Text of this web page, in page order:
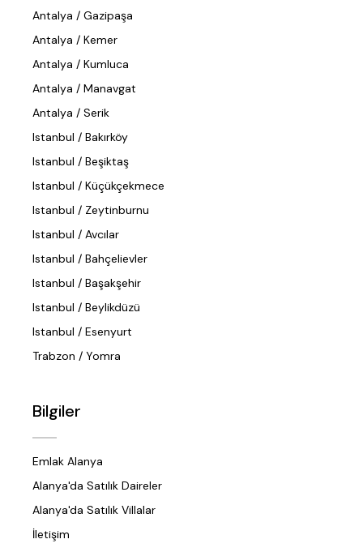
Antalya / Gazipaşa
Antalya / Kemer
Antalya / Kumluca
Antalya / Manavgat
Antalya / Serik
Istanbul / Bakırköy
Istanbul / Beşiktaş
Istanbul / Küçükçekmece
Istanbul / Zeytinburnu
Istanbul / Avcılar
Istanbul / Bahçelievler
Istanbul / Başakşehir
Istanbul / Beylikdüzü
Istanbul / Esenyurt
Trabzon / Yomra
Bilgiler
Emlak Alanya
Alanya'da Satılık Daireler
Alanya'da Satılık Villalar
İletişim